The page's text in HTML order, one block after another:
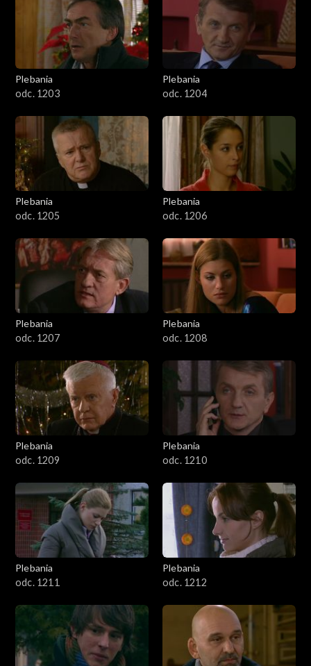
Marian sterczy pod bramą domu Tracza, ochroniarz nie chce go
wpuścić.
501–600
601–700
801-900
901-1000
1001-1100
1101-1200
1201-1300
1301-1400
1501-1600
1601-1700
1701-1800
1801–1829
Odcinki specjalne
Plebania
odc. 1203
Plebania
odc. 1204
Plebania
odc. 1205
Plebania
odc. 1206
Plebania
odc. 1207
Plebania
odc. 1208
Plebania
odc. 1209
Plebania
odc. 1210
Plebania
odc. 1211
Plebania
odc. 1212